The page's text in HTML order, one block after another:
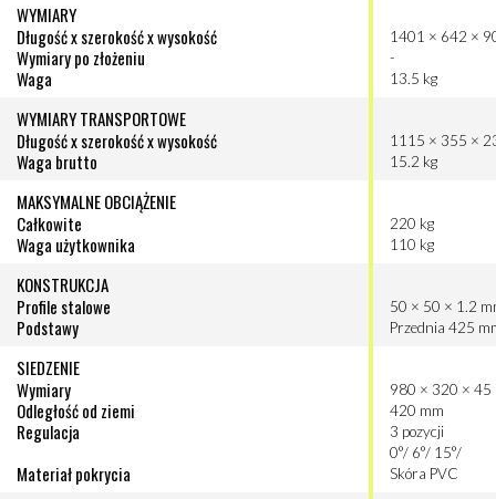
WYMIARY
Długość x szerokość x wysokość
Wymiary po złożeniu
Waga
1401 × 642 ×
-
13.5 kg
WYMIARY TRANSPORTOWE
Długość x szerokość x wysokość
Waga brutto
1115 × 355 ×
15.2 kg
MAKSYMALNE OBCIĄŻENIE
Całkowite
Waga użytkownika
220 kg
110 kg
KONSTRUKCJA
Profile stalowe
Podstawy
50 × 50 × 1.2
Przednia 425
SIEDZENIE
Wymiary
Odległość od ziemi
Regulacja
Materiał pokrycia
980 × 320 × 45
420 mm
3 pozycji
0°/ 6°/ 15°/
Skóra PVC